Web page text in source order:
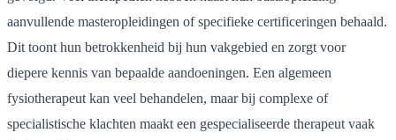
aanvullende masteropleidingen of specifieke certificeringen behaald.
Dit toont hun betrokkenheid bij hun vakgebied en zorgt voor
diepere kennis van bepaalde aandoeningen. Een algemeen
fysiotherapeut kan veel behandelen, maar bij complexe of
specialistische klachten maakt een gespecialiseerde therapeut vaak